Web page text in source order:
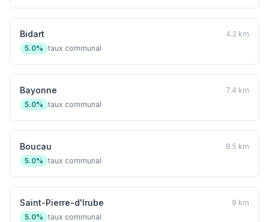
Bidart
4.2 km
5.0% taux communal
Bayonne
7.4 km
5.0% taux communal
Boucau
8.5 km
5.0% taux communal
Saint-Pierre-d'Irube
9 km
5.0% taux communal